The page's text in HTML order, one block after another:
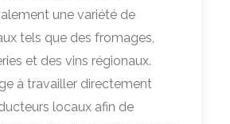
une variété de
tels que des fromages,
et des vins régionaux.
à travailler directement
locaux afin de